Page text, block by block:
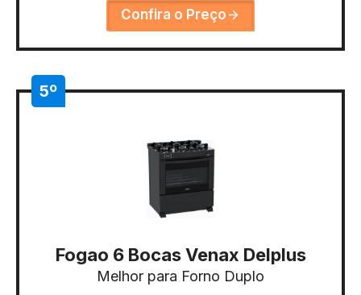
Confira o Preço
5º
Fogao 6 Bocas Venax Delplus
Melhor para Forno Duplo